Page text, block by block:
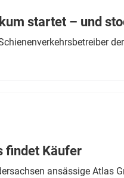
startet – und
findet Käufer
ansässige Atlas